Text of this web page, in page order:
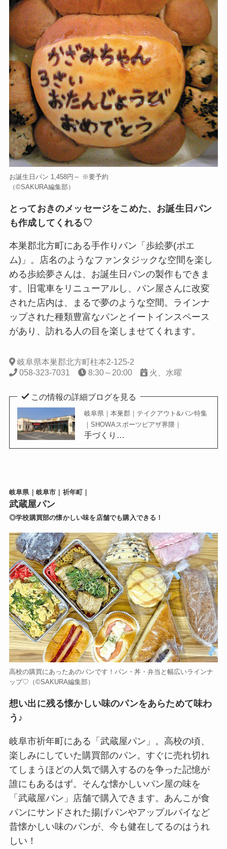
お誕生日パン 1,458円～ ※要予約
（©️SAKURA編集部）
とっておきのメッセージをこめた、お誕生日パン
も作成してくれる♡
本巣郡北方町にある手作りパン「歩絵夢(ポエ
ム)」。店名のようなファンタジックな空間を楽し
める歩絵夢さんは、お誕生日パンの製作もできま
す。旧電車をリニューアルし、パン屋さんに改変
された店内は、まるで夢のような空間。ラインナ
ップされた種類豊富なパンとイートインスペース
があり、訪れる人の目を楽しませてくれます。
岐阜県本巣郡北方町柱本2-125-2
058-323-7031
8:30～20:00 火、水曜
この情報の詳細ブログを見る
岐阜県｜本巣郡｜テイクアウト&パン特集
｜SHOWAスポーツピアザ界隈｜
手づくり…
岐阜県｜岐阜市｜祈年町｜
武蔵屋パン
◎学校購買部の懐かしい味を店舗でも購入できる！
高校の購買にあったあのパンです！パン・丼・弁当と幅広いラインナ
ップ♡（©️SAKURA編集部）
想い出に残る懐かしい味のパンをあらためて味わ
う♪
岐阜市祈年町にある「武蔵屋パン」。高校の頃、
楽しみにしていた購買部のパン。すぐに売れ切れ
てしまうほどの人気で購入するのを争った記憶が
誰にもあるはず。そんな懐かしいパン屋の味を
「武蔵屋パン」店舗で購入できます。あんこが食
パンにサンドされた揚げパンやアップルパイなど
昔懐かしい味のパンが、今も健在してるのはうれ
しい！